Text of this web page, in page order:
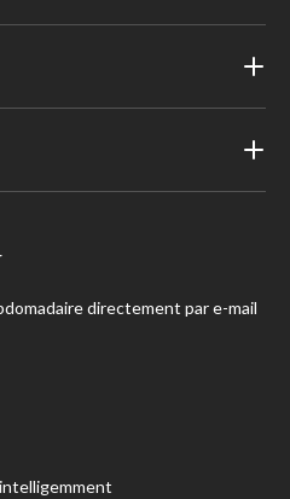
directement par e-mail